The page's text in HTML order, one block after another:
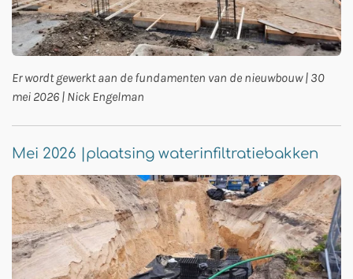
Er wordt gewerkt aan de fundamenten van de nieuwbouw | 30
mei 2026 | Nick Engelman
Mei 2026 |plaatsing waterinfiltratiebakken